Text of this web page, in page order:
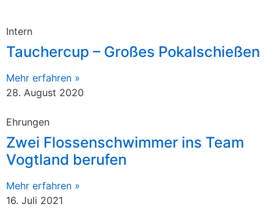
Intern
Tauchercup – Großes Pokalschießen
Mehr erfahren »
28. August 2020
Ehrungen
Zwei Flossenschwimmer ins Team
Vogtland berufen
Mehr erfahren »
16. Juli 2021